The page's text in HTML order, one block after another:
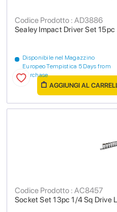
Sealey Impact Driver Set 15pc
Codice Prodotto : AD3886
Disponibile nel Magazzino
Europeo Tempistica 5 Days from
purchase
AGGIUNGI AL
Socket Set 13pc 1/4 Sq
Codice Prodotto : AC8457